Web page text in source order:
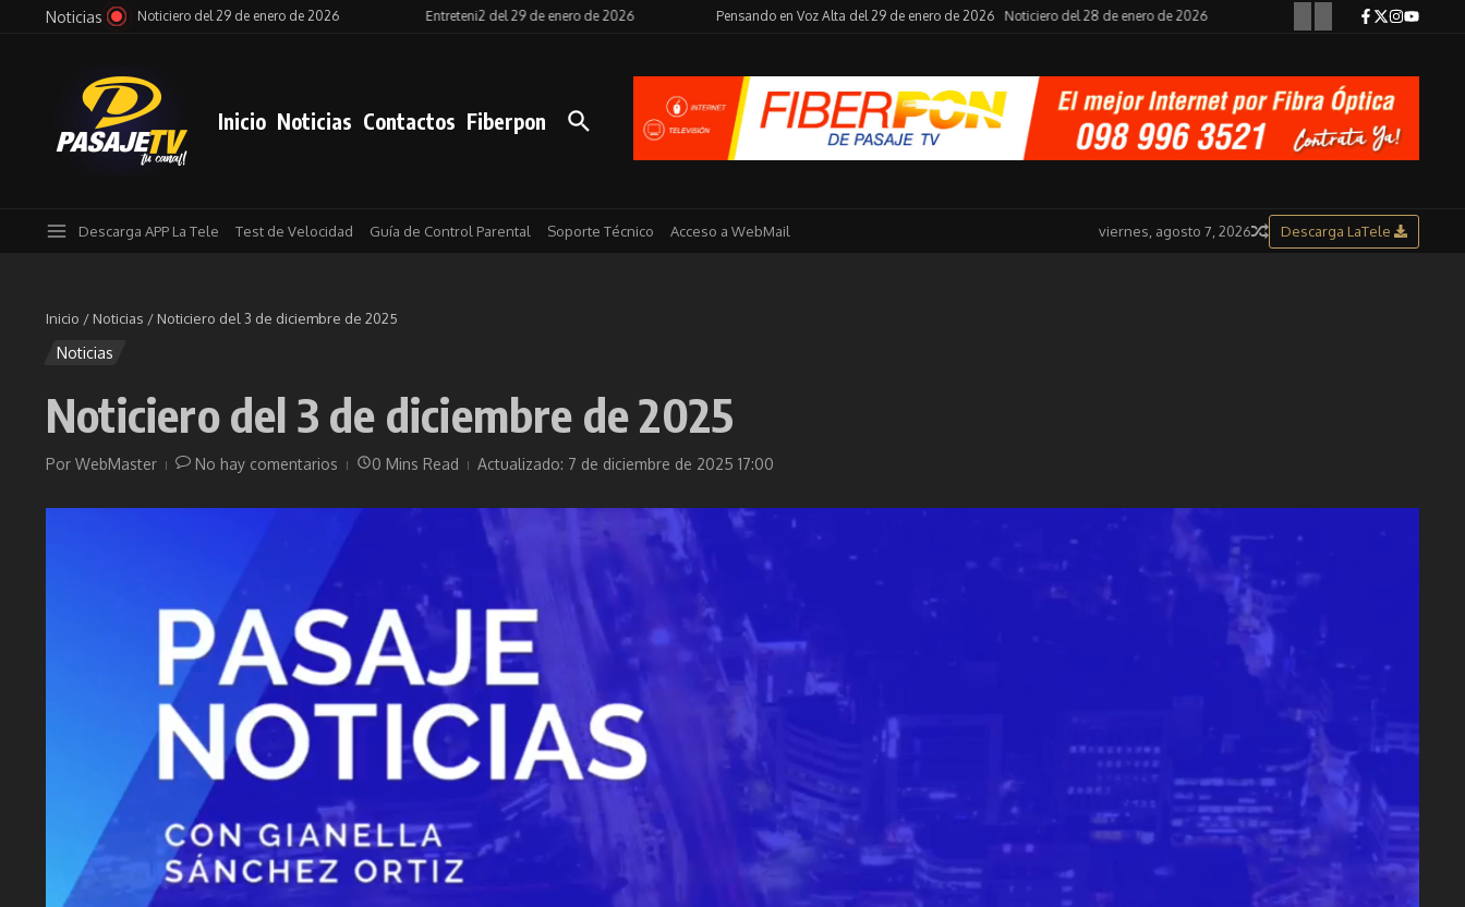
Saltar al contenido
Noticias
enero de 2026 Entreteni2 del 29 de enero de 2026 Pensando en Voz Alta del 29 de enero de 2026 Noticiero del 28 de enero de 2026 Noticiero del 30 de enero de 2026
Inicio Noticias Contactos Fiberpon
Descarga APP La Tele Test de Velocidad Guía de Control Parental Soporte Técnico Acceso a WebMail viernes, agosto 7, 2026 Descarga LaTele
Inicio / Noticias / Noticiero del 3 de diciembre de 2025
Noticias
Noticiero del 3 de diciembre de 2025
Por WebMaster No hay comentarios 0 Mins Read Actualizado: 7 de diciembre de 2025 17:00